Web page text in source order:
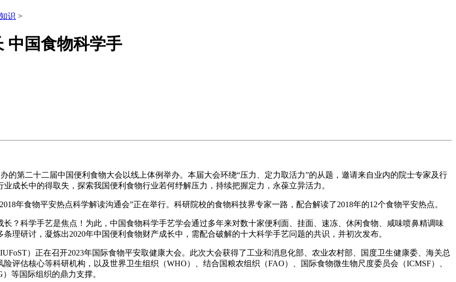
识 >
中国食物科学手
第二十二届中国便利食物大会以线上体例举办。本届大会环绕“压力、定力取活力”的从题，邀请来自业内的院士专家及行
成长中的得取失，探索我国便利食物行业若何纾解压力，持续把握定力，永葆立异活力。
食物平安热点科学解读沟通会”正在举行。科研院校的食物科技界专家一路，配合解读了2018年的12个食物平安热点。
科学手艺是焦点！为此，中国食物科学手艺学会通过多年来对数十家便利面、挂面、速冻、休闲食物、咸味喷鼻精调味
理研讨，凝炼出2020年中国便利食物财产成长中，需配合破解的十大科学手艺问题的共识，并初次发布。
）正在召开2023年国际食物平安取健康大会。此次大会获得了工业和消息化部、农业农村部、国度卫生健康委、海关总
评估核心等科研机构，以及世界卫生组织（WHO）、结合国粮农组织（FAO）、国际食物微生物尺度委员会（ICMSF）、
等国际组织的鼎力支撑。